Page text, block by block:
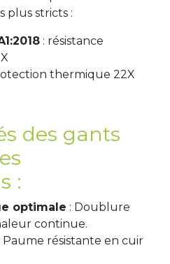
plus stricts :
: résistance
thermique 22X
des gants
:
optimale : Doublure
continue.
Paume résistante en cuir